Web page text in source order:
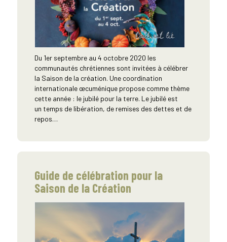
Du 1er septembre au 4 octobre 2020 les
communautés chrétiennes sont invitées à célébrer
la Saison de la création. Une coordination
internationale œcuménique propose comme thème
cette année : le jubilé pour la terre. Le jubilé est
un temps de libération, de remises des dettes et de
repos…
Guide de célébration pour la
Saison de la Création